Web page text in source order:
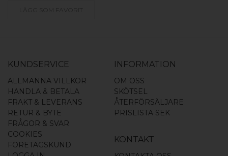
KUNDSERVICE
ALLMÄNNA VILLKOR
HANDLA & BETALA
FRAKT & LEVERANS
RETUR & BYTE
FRÅGOR & SVAR
COOKIES
FÖRETAGSKUND
INFORMATION
OM OSS
SKÖTSEL
ÅTERFÖRSÄLJARE
PRISLISTA SEK
KONTAKT